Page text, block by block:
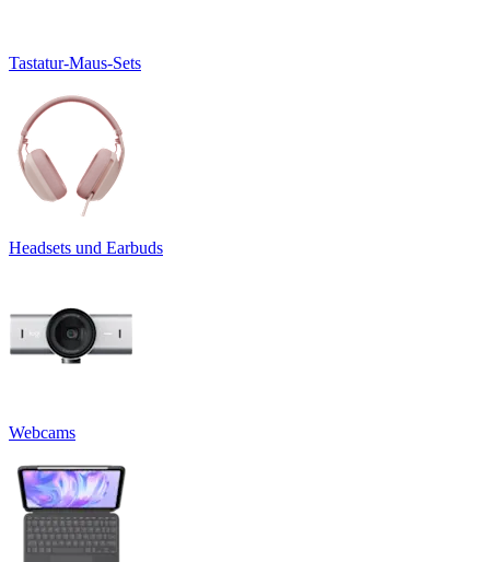
Tastatur-Maus-Sets
Headsets und Earbuds
Webcams